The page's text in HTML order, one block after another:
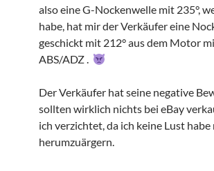
also eine G-Nockenwelle mit 235°,
habe, hat mir der Verkäufer eine
geschickt mit 212° aus dem Motor
ABS/ADZ .
Der Verkäufer hat seine negative
sollten wirklich nichts bei eBay
ich verzichtet, da ich keine Lust
herumzuärgern.